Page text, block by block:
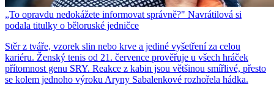
„To opravdu nedokážete informovat správně?" Navrátilová si
podala titulky o běloruské jedničce
Stěr z tváře, vzorek slin nebo krve a jediné vyšetření za celou
kariéru. Ženský tenis od 21. července prověřuje u všech hráček
přítomnost genu SRY. Reakce z kabin jsou většinou smířlivé, přesto
se kolem jednoho výroku Aryny Sabalenkové rozhořela hádka.